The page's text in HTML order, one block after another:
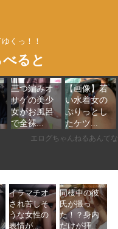
くっ！！
ると